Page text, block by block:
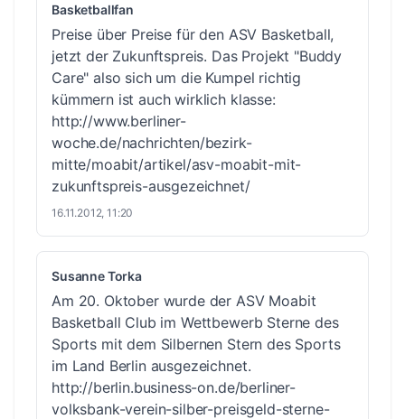
Basketballfan
Preise über Preise für den ASV Basketball,
jetzt der Zukunftspreis. Das Projekt "Buddy
Care" also sich um die Kumpel richtig
kümmern ist auch wirklich klasse:
http://www.berliner-
woche.de/nachrichten/bezirk-
mitte/moabit/artikel/asv-moabit-mit-
zukunftspreis-ausgezeichnet/
16.11.2012, 11:20
Susanne Torka
Am 20. Oktober wurde der ASV Moabit
Basketball Club im Wettbewerb Sterne des
Sports mit dem Silbernen Stern des Sports
im Land Berlin ausgezeichnet.
http://berlin.business-on.de/berliner-
volksbank-verein-silber-preisgeld-sterne-